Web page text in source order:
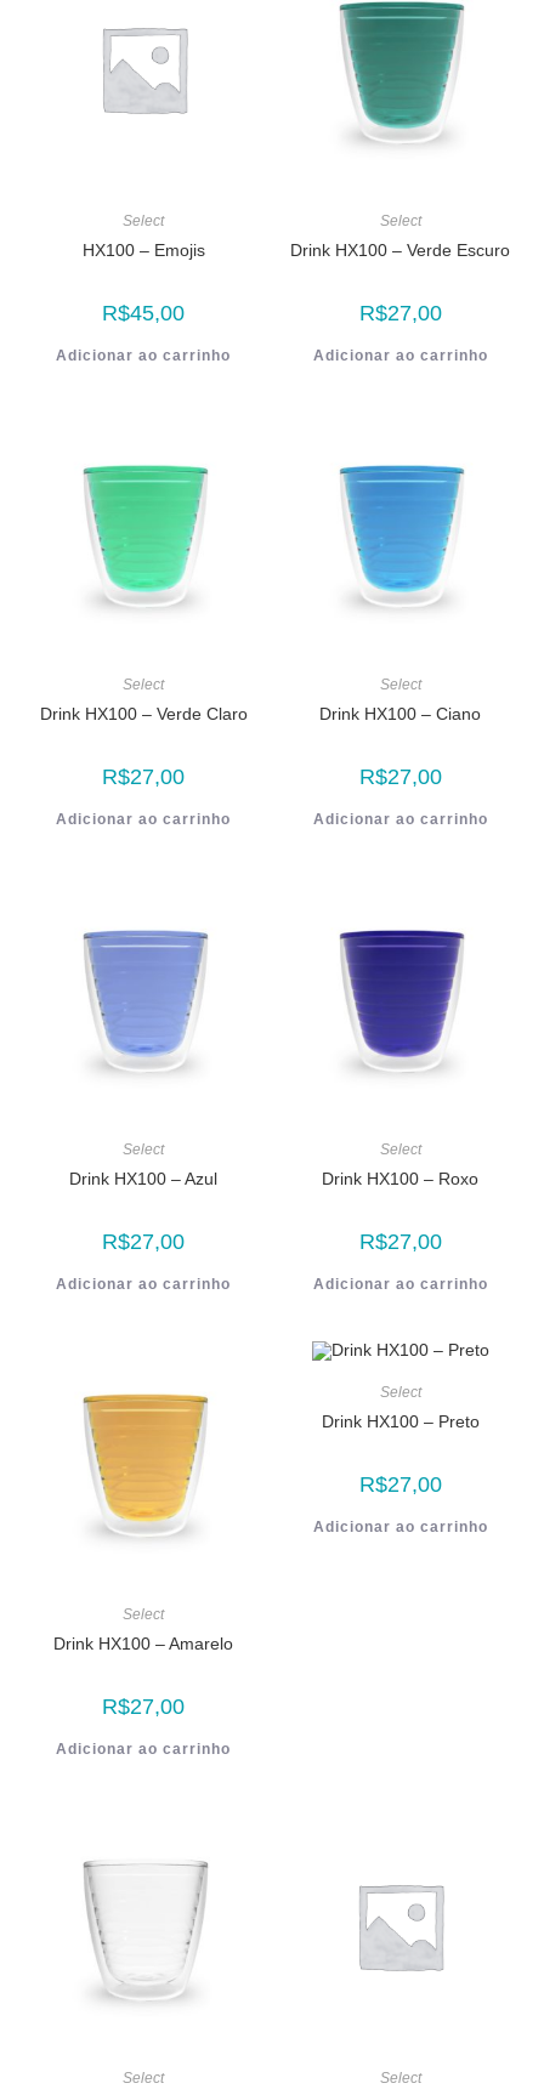
Select
HX100 – Emojis
R$45,00
Adicionar ao carrinho
Select
Drink HX100 – Verde Escuro
R$27,00
Adicionar ao carrinho
Select
Drink HX100 – Verde Claro
R$27,00
Adicionar ao carrinho
Select
Drink HX100 – Ciano
R$27,00
Adicionar ao carrinho
Select
Drink HX100 – Azul
R$27,00
Adicionar ao carrinho
Select
Drink HX100 – Roxo
R$27,00
Adicionar ao carrinho
Select
Drink HX100 – Amarelo
R$27,00
Adicionar ao carrinho
Select
Drink HX100 – Preto
R$27,00
Adicionar ao carrinho
Select Select